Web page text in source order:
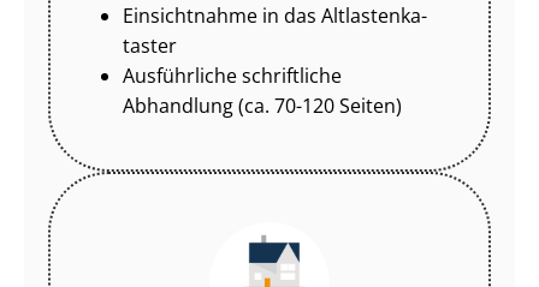
Einsichtnahme in das Alt­las­ten­ka­
tas­ter
Ausführliche schriftliche
Abhandlung (ca. 70-120 Seiten)